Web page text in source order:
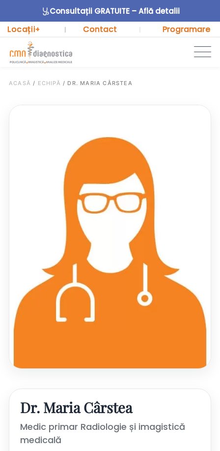
Consultații GRATUITE – Află detalii
Locații+ | Contact Programare
ACASĂ / ECHIPĂ / DR. MARIA CÂRSTEA
Dr. Maria Cârstea
Medic primar Radiologie și imagistică
medicală